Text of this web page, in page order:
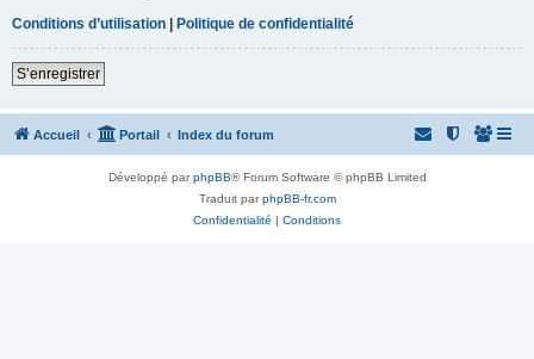
Conditions d’utilisation | Politique de confidentialité
S’enregistrer
Accueil Portail Index du forum
Développé parphpBB® Forum Software © phpBB Limited
Traduit parphpBB-fr.com
Confidentialité | Conditions